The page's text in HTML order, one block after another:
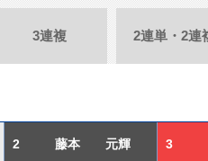
3連複 2連単・2連
2 藤本 元輝 3